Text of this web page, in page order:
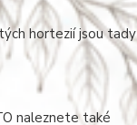
hortezií jsou tady
naleznete také